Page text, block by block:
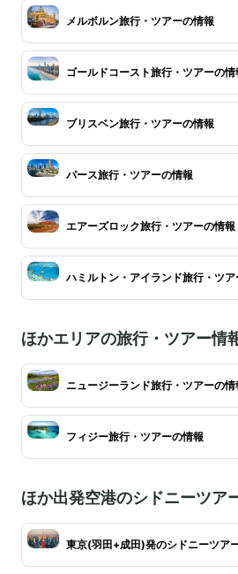
メルボルン旅行・ツアーの情報
ゴールドコースト旅行・ツアーの情
ブリスベン旅行・ツアーの情報
パース旅行・ツアーの情報
エアーズロック旅行・ツアーの情報
ハミルトン・アイランド旅行・ツア
ほかエリアの旅行・ツアー情
ニュージーランド旅行・ツアーの情
フィジー旅行・ツアーの情報
ほか出発空港のシドニーツア
東京(羽田+成田)発のシドニーツア